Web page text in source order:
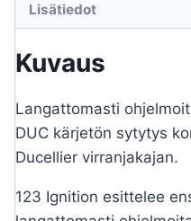
Lisätiedot
Kuvaus
Langattomasti
DUC kärjetön sytytys
Ducellier virranjakajan.
123 Ignition esittelee